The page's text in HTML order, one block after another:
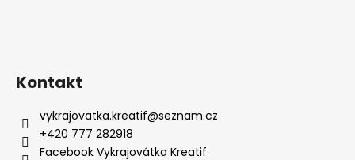
Kontakt
vykrajovatka.kreatif@seznam.cz
+420 777 282918
Facebook Vykrajovátka Kreatif